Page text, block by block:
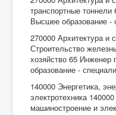
транспортные
Высшее образование -
270000 Архитектура и
Строительство
хозяйство 65
образование -
140000 Энергетика,
электротехника
машиностроение и